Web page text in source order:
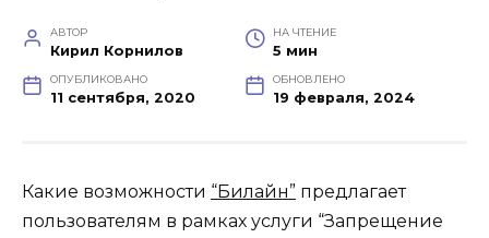
АВТОР
Кирил Корнилов
НА ЧТЕНИЕ
5 мин
ОПУБЛИКОВАНО
11 сентября, 2020
ОБНОВЛЕНО
19 февраля, 2024
Какие возможности “Билайн” предлагает
пользователям в рамках услуги “Запрещение